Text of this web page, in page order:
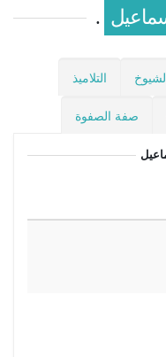
.
التلاميذ
صفة الصفوة